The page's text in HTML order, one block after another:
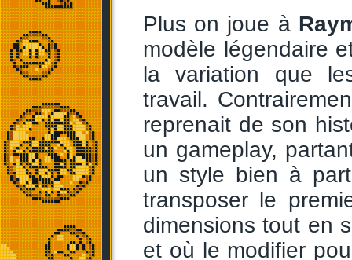
Plus on joue à
modèle légendaire
la variation que
travail.
reprenait de son
un gameplay,
un style bien à
transposer le
dimensions tout en
et où le modifier